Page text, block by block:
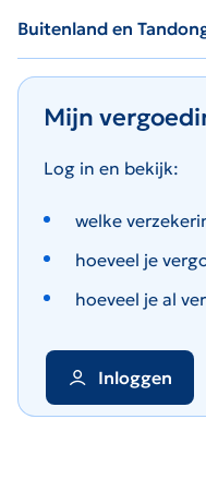
Buitenland en
Mijn
Log in en bekijk:
welke
hoeveel je
hoeveel je al
Inloggen